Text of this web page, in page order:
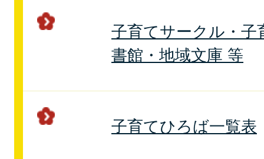
子育てサークル・子
書館・地域文庫 等
子育てひろば一覧表